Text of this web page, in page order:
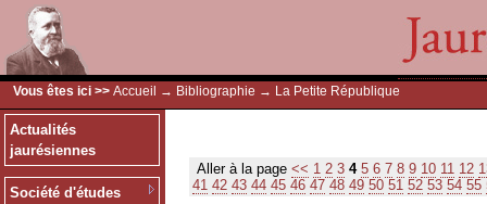
Vous êtes ici >> Accueil → Bibliographie → La Petite République
Actualités
jaurésiennes
Société d'études
Aller à la page << 1 2 3 4 5 6 7 8 9 10 11 12
41 42 43 44 45 46 47 48 49 50 51 52 53 54 55